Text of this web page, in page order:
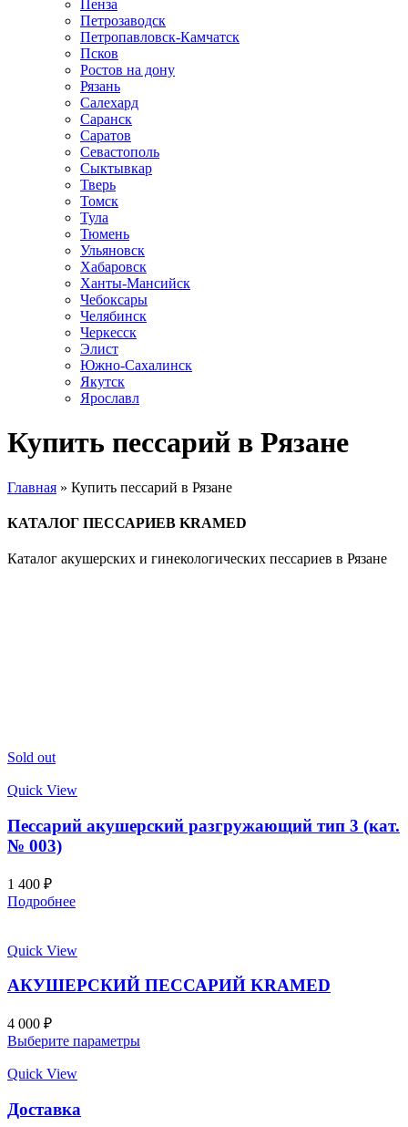
Пенза
Петрозаводск
Петропавловск-Камчатск
Псков
Ростов на дону
Рязань
Салехард
Саранск
Саратов
Севастополь
Сыктывкар
Тверь
Томск
Тула
Тюмень
Ульяновск
Хабаровск
Ханты-Мансийск
Чебоксары
Челябинск
Черкесск
Элист
Южно-Сахалинск
Якутск
Ярославл
Купить пессарий в Рязане
Главная » Купить пессарий в Рязане
КАТАЛОГ ПЕССАРИЕВ KRAMED
Каталог акушерских и гинекологических пессариев в Рязане
Sold out
Quick View
Пессарий акушерский разгружающий тип 3 (кат.
№ 003)
1 400 ₽
Подробнее
Quick View
АКУШЕРСКИЙ ПЕССАРИЙ KRAMED
4 000 ₽
Выберите параметры
Quick View
Доставка